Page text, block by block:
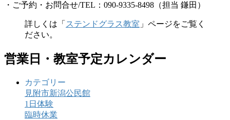
・ご予約・お問合せ/TEL：090-9335-8498（担当 鎌田）
詳しくは「 ステンドグラス教室 」ページをご覧く
ださい。
営業日・教室予定カレンダー
カテゴリー
見附市新潟公民館
1日体験
臨時休業